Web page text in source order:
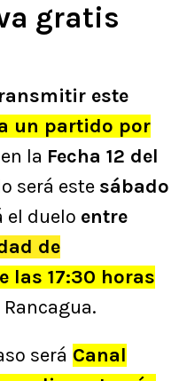
gratis
este
un partido por
la Fecha 12 del
será este sábado
duelo entre
de
las 17:30 horas
será Canal